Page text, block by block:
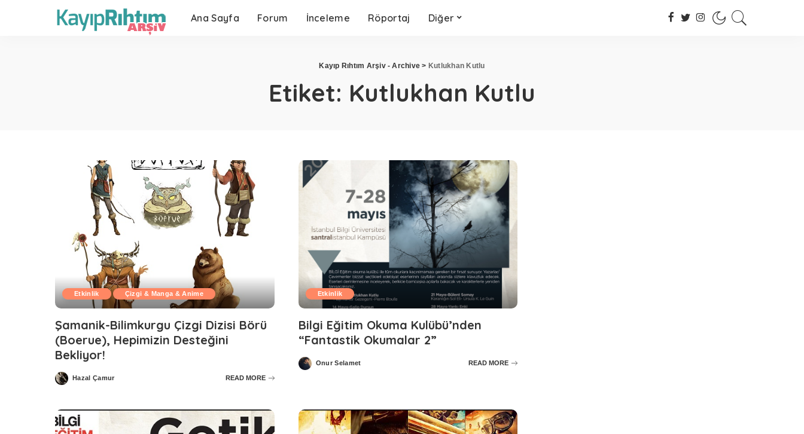
Ana Sayfa Forum İnceleme Röportaj Diğer
Kayıp Rıhtım Arşiv - Archive > Kutlukhan Kutlu
Etiket: Kutlukhan Kutlu
Etkinlik Çizgi & Manga & Anime
Şamanik-Bilimkurgu Çizgi Dizisi Börü
(Boerue), Hepimizin Desteğini
Bekliyor!
Posted
by
Hazal Çamur READ MORE
Etkinlik
Bilgi Eğitim Okuma Kulübü’nden
“Fantastik Okumalar 2”
Posted
by
Onur Selamet READ MORE